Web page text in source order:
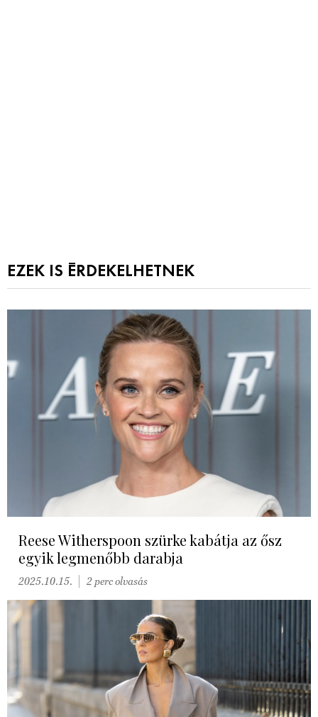
EZEK IS ÉRDEKELHETNEK
Reese Witherspoon szürke kabátja az ősz
egyik legmenőbb darabja
2025.10.15. 2 perc olvasás